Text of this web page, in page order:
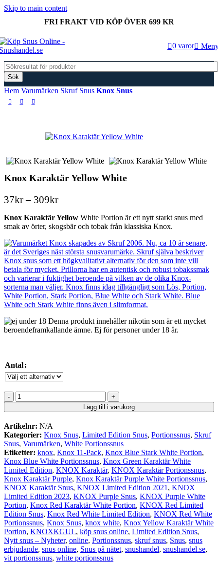
Skip to main content
FRI FRAKT VID KÖP ÖVER 699 KR
0 varor
Sök
Hem Varumärken Skruf Snus Knox Snus
Knox Karaktär Yellow White
37kr – 309krPrisintervall:
till
309kr
Knox Karaktär Yellow White Portion är ett nytt starkt snus med
smak av örter, skogsbär och tobak från klassiska Knox.
Denna produkt innehåller nikotin som är ett mycket
beroendeframkallande ämne. Ej för personer under 18 år.
Antal
Knox
Karaktär
Yellow
White
mängd
Lägg till i varukorg
Artikelnr: N/A
Kategorier: Knox Snus, Limited Edition Snus, Portionssnus, Skruf
Snus, Varumärken, White Portionssnus
Etiketter: knox, Knox 11-Pack, Knox Blue Stark White Portion,
Knox Blue White Portionssnus, Knox Green Karaktär White
Limited Edition, KNOX Karaktär, KNOX Karaktär Portionssnus,
Knox Karaktär Purple, Knox Karaktär Purple White Portionssnus,
KNOX Karaktär Snus, KNOX Limited Edition 2021 , KNOX
Limited Edition 2023, KNOX Purple Snus, KNOX Purple White
Portion, Knox Red Karaktär White Portion, KNOX Red Limited
Edition Snus, Knox Red White Limited Edition, KNOX Red White
Portionssnus, Knox Snus, knox white, Knox Yellow Karaktär White
Portion, KNOXKGUL, köp snus online, Limited Edition Snus,
Nytt snus – Nyheter, online, Portionssnus, skruf snus, Snus, snus
erbjudande, snus online, Snus på nätet, snushandel, snushandel.se,
vit portionssnus, white portionssnus